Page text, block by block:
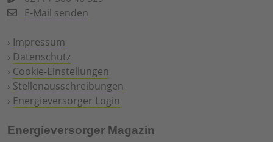
E-Mail senden
› Impressum
› Datenschutz
› Cookie-Einstellungen
› Stellenausschreibungen
› Energieversorger Login
Energieversorger Magazin